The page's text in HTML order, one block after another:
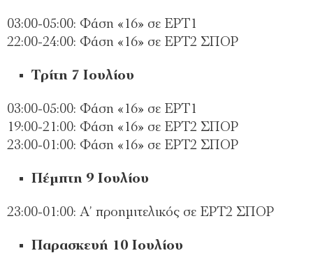
03:00-05:00: Φάση «16» σε ΕΡΤ1
22:00-24:00: Φάση «16» σε ΕΡΤ2 ΣΠΟΡ
Τρίτη 7 Ιουλίου
03:00-05:00: Φάση «16» σε ΕΡΤ1
19:00-21:00: Φάση «16» σε ΕΡΤ2 ΣΠΟΡ
23:00-01:00: Φάση «16» σε ΕΡΤ2 ΣΠΟΡ
Πέμπτη 9 Ιουλίου
23:00-01:00: Α’ προημιτελικός σε ΕΡΤ2 ΣΠΟΡ
Παρασκευή 10 Ιουλίου